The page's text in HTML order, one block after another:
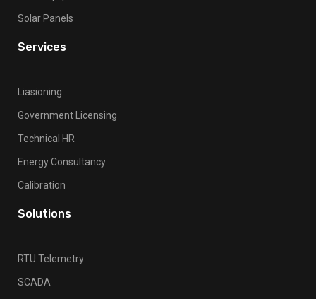
Solar Panels
Services
Liasioning
Government Licensing
Technical HR
Energy Consultancy
Calibration
Solutions
RTU Telemetry
SCADA